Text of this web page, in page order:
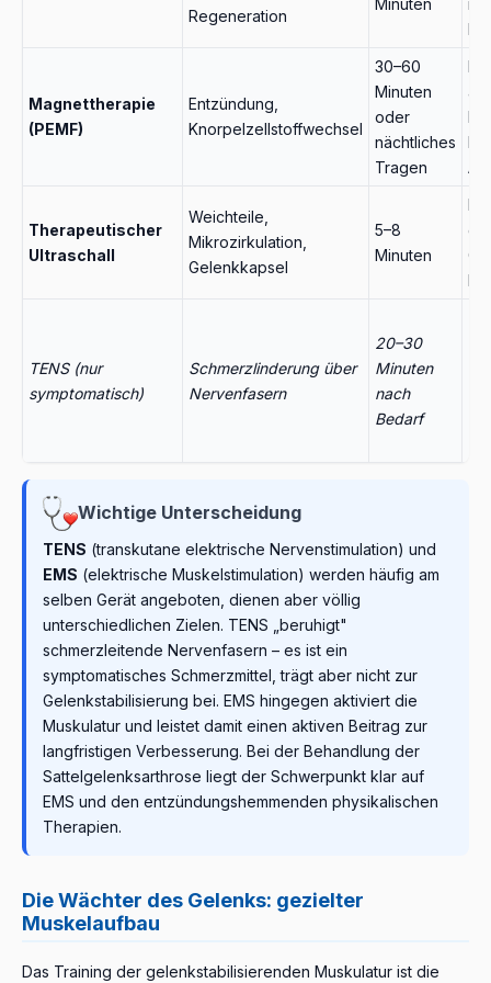
Regeneration
Magnettherapie
(PEMF)
Entzündung,
Knorpelzellstoffwechsel
30–60
Minuten
oder
nächtliches
Tragen
Therapeutischer
Ultraschall
Weichteile,
Mikrozirkulation,
Gelenkkapsel
5–8
Minuten
TENS (nur
symptomatisch)
Schmerzlinderung über
Nervenfasern
20–30
Minuten
nach
Bedarf
Wichtige Unterscheidung
TENS (transkutane elektrische Nervenstimulation) und
EMS (elektrische Muskelstimulation) werden häufig am
selben Gerät angeboten, dienen aber völlig
unterschiedlichen Zielen. TENS „beruhigt"
schmerzleitende Nervenfasern – es ist ein
symptomatisches Schmerzmittel, trägt aber nicht zur
Gelenkstabilisierung bei. EMS hingegen aktiviert die
Muskulatur und leistet damit einen aktiven Beitrag zur
langfristigen Verbesserung. Bei der Behandlung der
Sattelgelenksarthrose liegt der Schwerpunkt klar auf
EMS und den entzündungshemmenden physikalischen
Therapien.
Die Wächter des Gelenks: gezielter
Muskelaufbau
Das Training der gelenkstabilisierenden Muskulatur ist die